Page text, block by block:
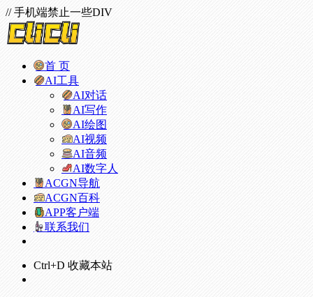
// 手机端禁止一些DIV
首 页
AI工具
AI对话
AI写作
AI绘图
AI视频
AI音频
AI数字人
ACGN导航
ACGN百科
APP客户端
联系我们
Ctrl+D 收藏本站